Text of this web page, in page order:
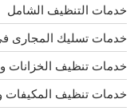
خدمات التنظيف الشامل
خدمات تسليك المجارى
خدمات تنظيف الخزانات
خدمات تنظيف المكيفات